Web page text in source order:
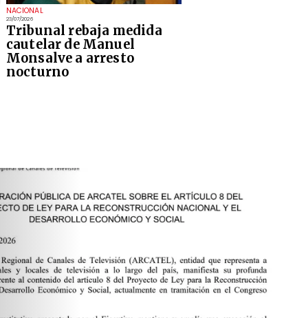
NACIONAL
23/07/2026
Tribunal rebaja medida
cautelar de Manuel
Monsalve a arresto
nocturno